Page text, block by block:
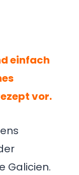
einfach
vor.
Galicien.